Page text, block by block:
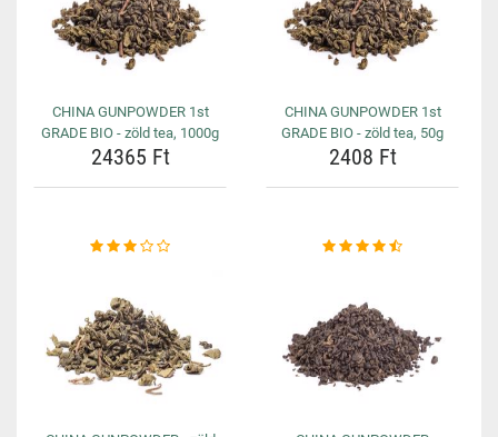
CHINA GUNPOWDER 1st
GRADE BIO - zöld tea, 1000g
24365 Ft
CHINA GUNPOWDER 1st
GRADE BIO - zöld tea, 50g
2408 Ft